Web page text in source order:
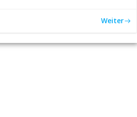
Weiter